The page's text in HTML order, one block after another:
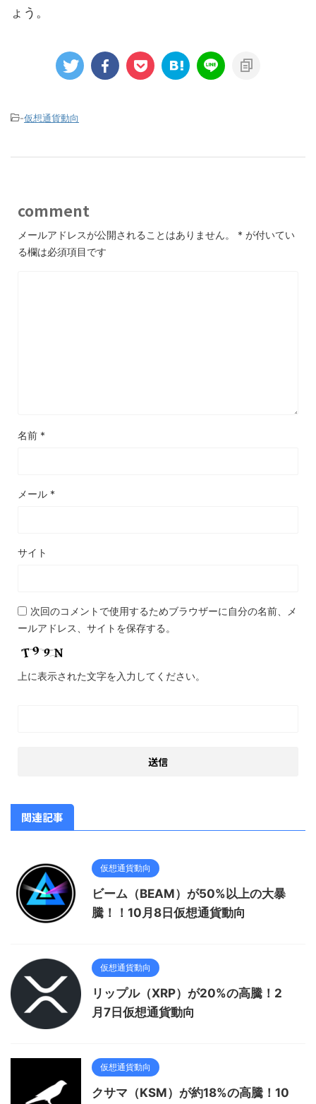
ょう。
-仮想通貨動向
comment
メールアドレスが公開されることはありません。 * が付いてい
る欄は必須項目です
名前 *
メール *
サイト
次回のコメントで使用するためブラウザーに自分の名前、メ
ールアドレス、サイトを保存する。
上に表示された文字を入力してください。
関連記事
仮想通貨動向
ビーム（BEAM）が50%以上の大暴
騰！！10月8日仮想通貨動向
仮想通貨動向
リップル（XRP）が20%の高騰！2
月7日仮想通貨動向
仮想通貨動向
クサマ（KSM）が約18%の高騰！10